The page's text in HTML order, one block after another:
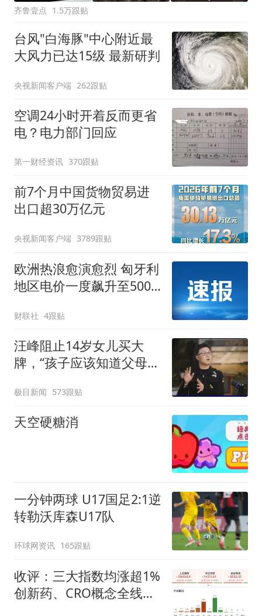
齐鲁壹点 1.5万跟贴
台风"白海豚"中心附近最
大风力已达15级 最新研判
央视新闻客户端 262跟贴
空调24小时开着反而更省
电？电力部门回应
第一财经资讯 370跟贴
前7个月中国货物贸易进
出口超30万亿元
央视新闻客户端 3789跟贴
欧洲热浪愈演愈烈 匈牙利
地区电价一度飙升至500
财联社 4跟贴
汪峰阻止14岁女儿买大
牌，“孩子应该知道父母的
都在淘宝
极目新闻 573跟贴
天空硬糖消
一分钟两球 U17国足2:1逆
转勒沃库森U17队
环球网资讯 165跟贴
收评：三大指数均涨超1%
创新药、CRO概念全线走